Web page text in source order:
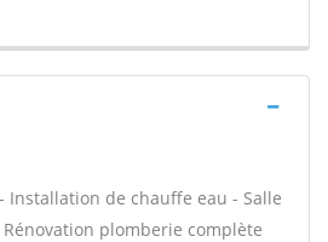
de chauffe eau - Salle
plomberie complète